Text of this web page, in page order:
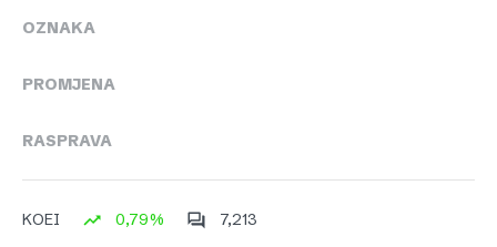
OZNAKA
PROMJENA
RASPRAVA
KOEI 0,79% 7,213